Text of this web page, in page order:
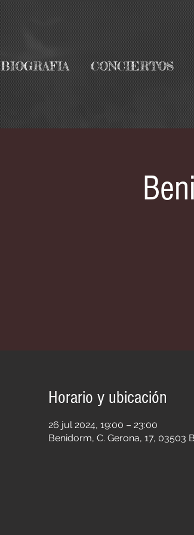
BIOGRAFIA CONCIERTOS
Horario y ubicación
26 jul 2024, 19:00 – 23:00
Benidorm, C. Gerona, 17, 03503